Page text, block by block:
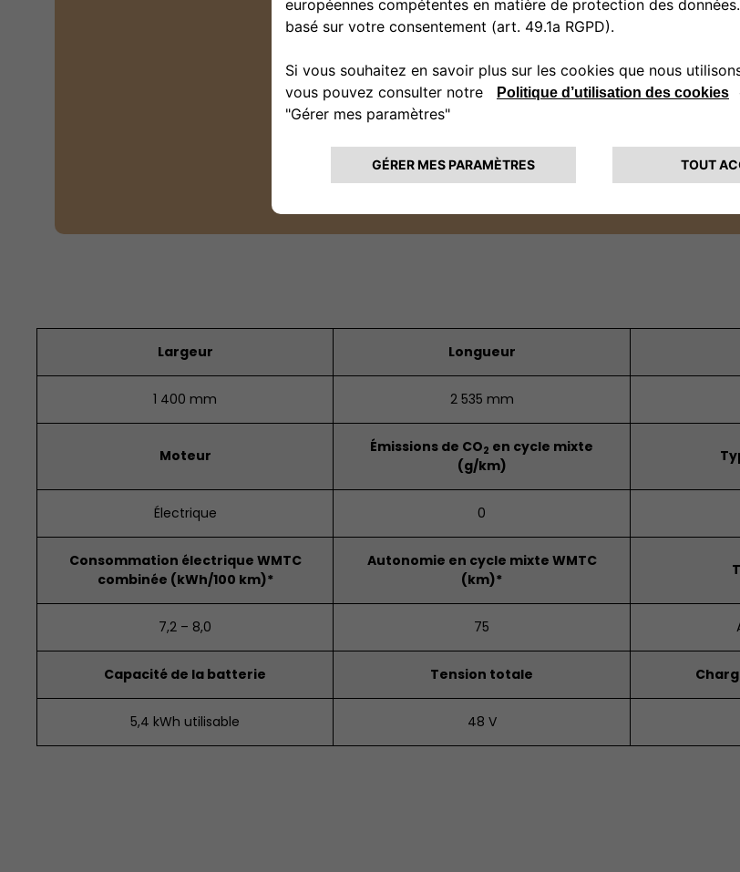
Largeur Longueur
1 400 mm 2 535 mm
Moteur Émissions de CO2 en cycle mixte
(g/km)
Électrique 0
Consommation électrique WMTC
combinée (kWh/100 km)*
Autonomie en cycle mixte WMTC
(km)*
7,2 – 8,0 75
Capacité de la batterie Tension totale
5,4 kWh utilisable 48 V